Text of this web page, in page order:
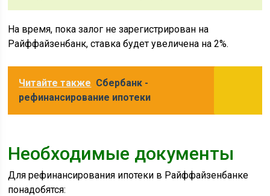
На время, пока залог не зарегистрирован на
Райффайзенбанк, ставка будет увеличена на 2%.
Читайте также Сбербанк -
рефинансирование ипотеки
Необходимые документы
Для рефинансирования ипотеки в Райффайзенбанке
понадобятся: